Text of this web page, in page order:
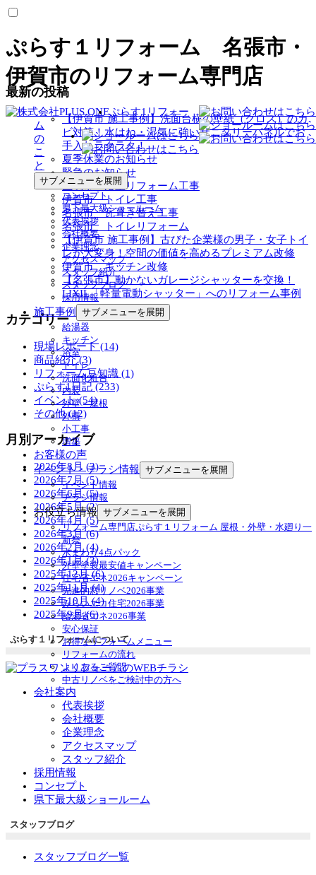
ぷらす１リフォーム 名張市・
伊賀市のリフォーム専門店
ぷらす1リフォー
ム
の
こ
と
サブメニューを展開
コンセプト
県下最大級ショールーム
代表挨拶
会社概要
企業理念
アクセスマップ
スタッフ紹介
スタッフブログ
採用情報
施工事例
サブメニューを展開
給湯器
キッチン
浴室
トイレ
洗面化粧台
内装
外壁・屋根
外構
小工事
増築
お客様の声
イベント・チラシ情報 サブメニューを展開
イベント情報
チラシ情報
お役立ち情報 サブメニューを展開
リフォーム専門店ぷらす１リフォーム 屋根・外壁・水廻り一
新祭
水まわり4点パック
外壁塗装最安値キャンペーン
住宅省エネ2026キャンペーン
先進的窓リノベ2026事業
みらいエコ住宅2026事業
給湯省エネ2026事業
安心保証
お得なリフォームメニュー
リフォームの流れ
よくあるご質問
中古リノベをご検討中の方へ
最新の投稿
【伊賀市 施工事例】洗面台横の壁紙（クロス）のカ
ビ対策！水はね・湿気に強いサニタリーパネルでお
手入れラクラク！
夏季休業のお知らせ
緊急のお知らせ
生駒市 浴室リフォーム工事
伊賀市 トイレ工事
名張市 瓦葺き替え工事
名張市 トイレリフォーム
【伊賀市 施工事例】古びた企業様の男子・女子トイ
レが大変身！空間の価値を高めるプレミアム改修
伊賀市 キッチン改修
【名張市】動かないガレージシャッターを交換！
LIXIL「軽量電動シャッター」へのリフォーム事例
カテゴリー
現場レポート (14)
商品紹介 (3)
リフォーム豆知識 (1)
ぷらす1日記 (233)
イベント (54)
その他 (12)
月別アーカイブ
2026年8月 (3)
2026年7月 (5)
2026年6月 (5)
2026年5月 (2)
2026年4月 (5)
2026年3月 (6)
2026年2月 (4)
2026年1月 (3)
2025年12月 (6)
2025年11月 (4)
2025年10月 (4)
2025年9月 (6)
ぷらす１リフォームについて
会社案内
代表挨拶
会社概要
企業理念
アクセスマップ
スタッフ紹介
採用情報
コンセプト
県下最大級ショールーム
スタッフブログ
スタッフブログ一覧